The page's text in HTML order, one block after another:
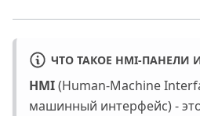
ЧТО ТАКОЕ HMI-
HMI(Human-Machine
машинный интерфейс) -